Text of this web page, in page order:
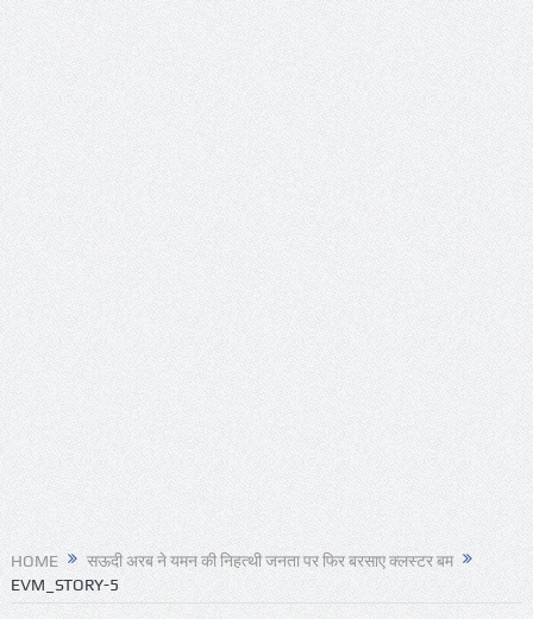
HOME
सऊदी अरब ने यमन की निहत्थी जनता पर फिर बरसाए क्लस्टर बम
EVM_STORY-5